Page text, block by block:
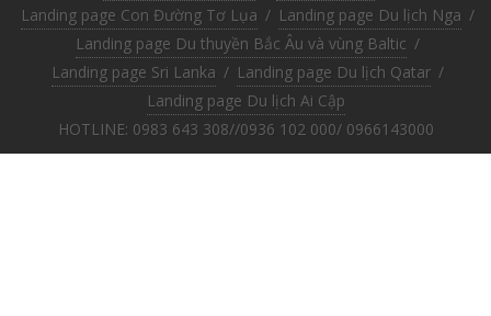
Landing page Con Đường Tơ Lụa / Landing page Du lịch Nga /
Landing page Du thuyền Bắc Âu và vùng Baltic /
Landing page Sri Lanka / Landing page Du lịch Qatar /
Landing page Du lịch Ai Cập
HOTLINE: 0983 643 308//0936 102 000/ 0966143000